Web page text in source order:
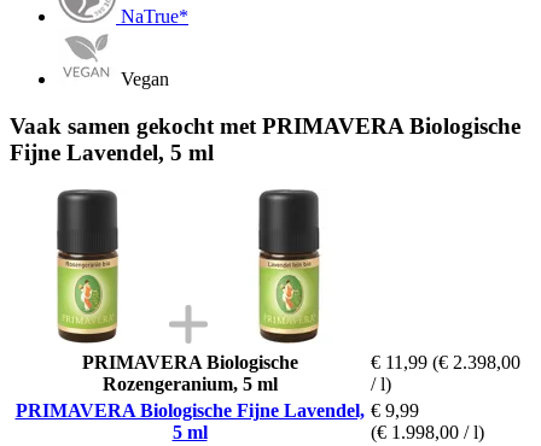
NaTrue*
Vegan
Vaak samen gekocht met PRIMAVERA Biologische
Fijne Lavendel, 5 ml
PRIMAVERA Biologische
Rozengeranium, 5 ml
€ 11,99 (€ 2.398,00
/ l)
PRIMAVERA Biologische Fijne Lavendel,
5 ml
€ 9,99
(€ 1.998,00 / l)